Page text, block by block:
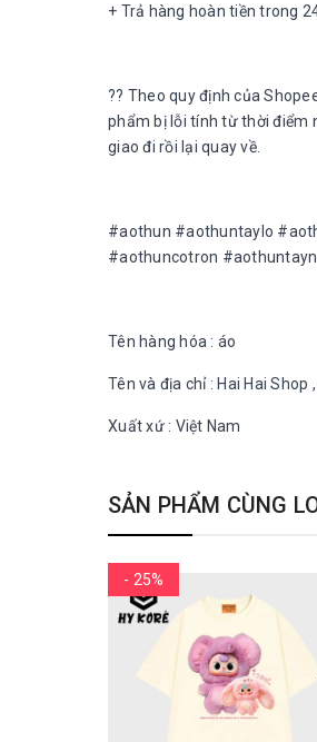
+ Trả hàng hoàn tiền trong
?? Theo quy định của
phẩm bị lỗi tính từ thời điểm
giao đi rồi lại quay về.
#aothun #aothuntaylo
#aothuncotron
Tên hàng hóa : áo
Tên và địa chỉ : Hai Hai Shop
Xuất xứ : Việt Nam
SẢN PHẨM CÙNG
- 25%